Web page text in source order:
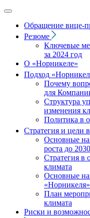
Обращение
Резюме
Ключевые
за 2024 год
О «Норникеле»
Подход
Почему
для
Структура
изменения
Политика в
Стратегия и цели
Основные
роста до
Стратегия в
климата
Основные
«Норникеля»
План
климата
Риски и